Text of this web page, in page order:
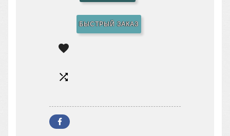
БЫСТРЫЙ ЗАКАЗ

